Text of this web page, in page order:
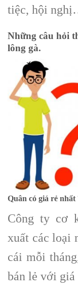
tiệc, hội
Những câu hỏi
lông gà.
Quân có giá rẻ nhất
Công ty cơ
xuất các loại
cái mỗi
bán lẻ với giá